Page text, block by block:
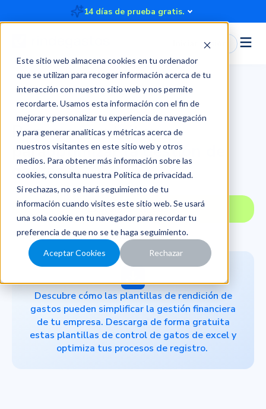
Este sitio web almacena cookies en tu ordenador
que se utilizan para recoger información acerca de tu
interacción con nuestro sitio web y nos permite
recordarte. Usamos esta información con el fin de
mejorar y personalizar tu experiencia de navegación
y para generar analíticas y métricas acerca de
nuestros visitantes en este sitio web y otros
medios. Para obtener más información sobre las
cookies, consulta nuestra Política de privacidad.
Si rechazas, no se hará seguimiento de tu
información cuando visites este sitio web. Se usará
una sola cookie en tu navegador para recordar tu
preferencia de que no se te haga seguimiento.
Aceptar Cookies Rechazar
14 días de prueba gratis.
Iniciar Sesión
Recursos gratuitos
paraoptimizar la gestión de
gastos
Explorar recursos
Descubre cómo las plantillas de rendición de
gastos pueden simplificar la gestión financiera
de tu empresa. Descarga de forma gratuita
estas plantillas de control de gatos de excel y
optimiza tus procesos de registro.